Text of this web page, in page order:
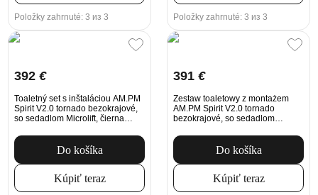
Položky zahrnuté: 3 из 3 Položky zahrnuté: 3 из 3
392 €
Toaletný set s inštaláciou AM.PM
Spirit V2.0 tornado bezokrajové,
so sedadlom Microlift, čierna
splachovanie
Do košíka
Kúpiť teraz
391 €
Zestaw toaletowy z montażem
AM.PM Spirit V2.0 tornado
bezokrajové, so sedadlom
tlačidlo na splachovanie
Do košíka
Kúpiť teraz